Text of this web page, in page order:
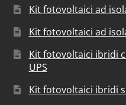
Kit fotovoltaici ad
Kit fotovoltaici ad
Kit fotovoltaici ibridi
UPS
Kit fotovoltaici ibridi